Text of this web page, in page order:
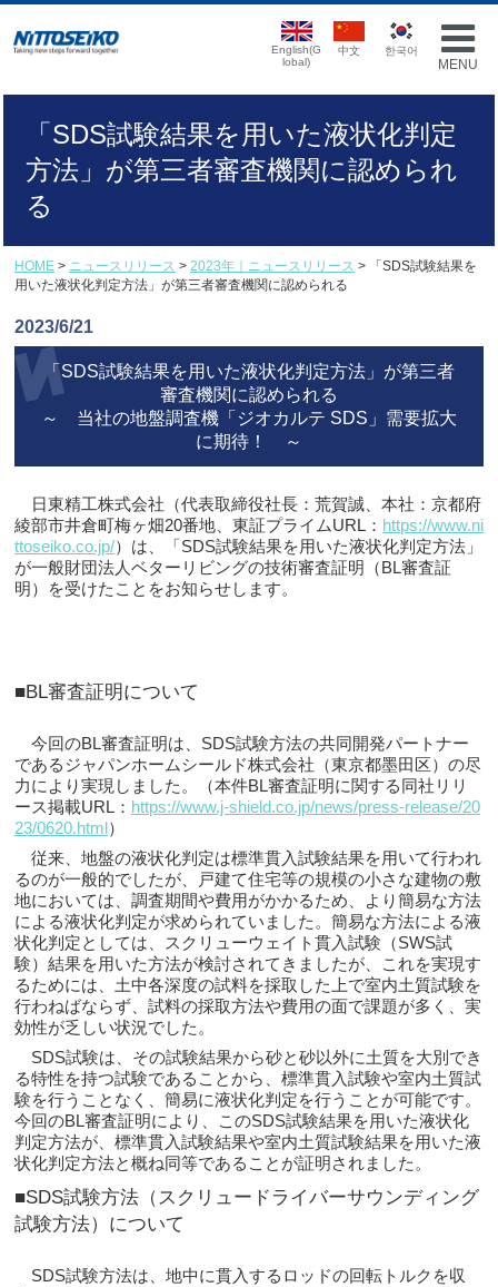
MENU
English(G
lobal)
中文 한국어
「SDS試験結果を用いた液状化判定
方法」が第三者審査機関に認められ
る
HOME > ニュースリリース > 2023年｜ニュースリリース > 「SDS試験結果を
用いた液状化判定方法」が第三者審査機関に認められる
2023/6/21
「SDS試験結果を用いた液状化判定方法」が第三者
審査機関に認められる
～ 当社の地盤調査機「ジオカルテ SDS」需要拡大
に期待！ ～
日東精工株式会社（代表取締役社長：荒賀誠、本社：京都府
綾部市井倉町梅ヶ畑20番地、東証プライムURL： https://www.ni
ttoseiko.co.jp/）は、「SDS試験結果を用いた液状化判定方法」
が一般財団法人ベターリビングの技術審査証明（BL審査証
明）を受けたことをお知らせします。
■BL審査証明について
今回のBL審査証明は、SDS試験方法の共同開発パートナー
であるジャパンホームシールド株式会社（東京都墨田区）の尽
力により実現しました。（本件BL審査証明に関する同社リリ
ース掲載URL： https://www.j-shield.co.jp/news/press-release/20
23/0620.html ）
従来、地盤の液状化判定は標準貫入試験結果を用いて行われ
るのが一般的でしたが、戸建て住宅等の規模の小さな建物の敷
地においては、調査期間や費用がかかるため、より簡易な方法
による液状化判定が求められていました。簡易な方法による液
状化判定としては、スクリューウェイト貫入試験（SWS試
験）結果を用いた方法が検討されてきましたが、これを実現す
るためには、土中各深度の試料を採取した上で室内土質試験を
行わねばならず、試料の採取方法や費用の面で課題が多く、実
効性が乏しい状況でした。
SDS試験は、その試験結果から砂と砂以外に土質を大別でき
る特性を持つ試験であることから、標準貫入試験や室内土質試
験を行うことなく、簡易に液状化判定を行うことが可能です。
今回のBL審査証明により、このSDS試験結果を用いた液状化
判定方法が、標準貫入試験結果や室内土質試験結果を用いた液
状化判定方法と概ね同等であることが証明されました。
■SDS試験方法（スクリュードライバーサウンディング
試験方法）について
SDS試験方法は、地中に貫入するロッドの回転トルクを収